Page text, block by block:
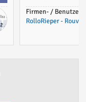
Firmen- /
RolloRieper -